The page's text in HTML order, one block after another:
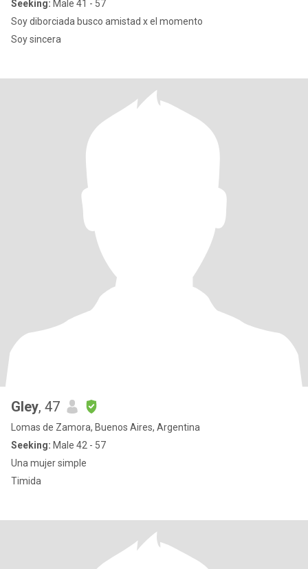
Seeking: Male 41 - 57
Soy diborciada busco amistad x el momento
Soy sincera
Gley, 47
Lomas de Zamora, Buenos Aires, Argentina
Seeking: Male 42 - 57
Una mujer simple
Timida